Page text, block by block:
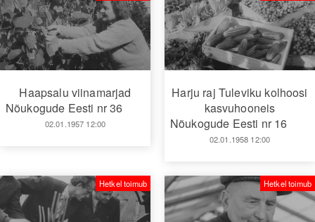
Haapsalu viinamarjad
Nõukogude Eesti nr 36
02.01.1957 12:00
Harju raj Tuleviku kolhoosi
kasvuhooneis
Nõukogude Eesti nr 16
02.01.1958 12:00
Hetkel toimub Hetkel toimub